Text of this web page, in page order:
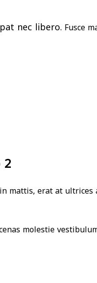
nec libero. Fusce
mattis, erat at
molestie